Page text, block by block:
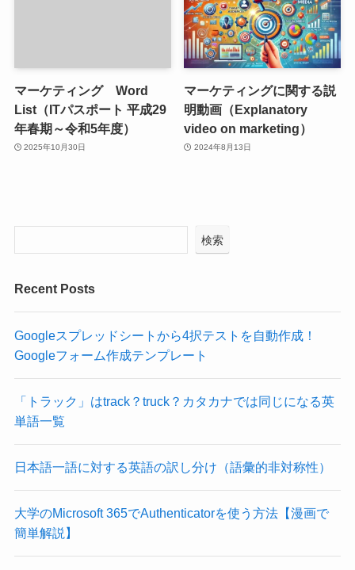
マーケティング Word
List（ITパスポート 平成29
年春期～令和5年度）
2025年10月30日
マーケティングに関する説
明動画（Explanatory
video on marketing）
2024年8月13日
検索
Recent Posts
Googleスプレッドシートから4択テストを自動作成！
Googleフォーム作成テンプレート
「トラック」はtrack？truck？カタカナでは同じになる英
単語一覧
日本語一語に対する英語の訳し分け（語彙的非対称性）
大学のMicrosoft 365でAuthenticatorを使う方法【漫画で
簡単解説】